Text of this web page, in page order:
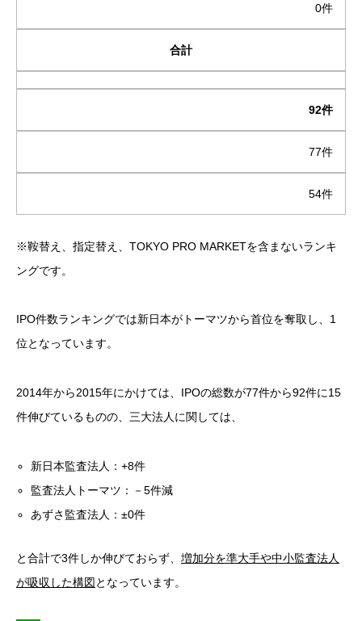
0件
合計
92件
77件
54件
※鞍替え、指定替え、TOKYO PRO MARKETを含まないランキ
ングです。
IPO件数ランキングでは新日本がトーマツから首位を奪取し、1
位となっています。
2014年から2015年にかけては、IPOの総数が77件から92件に15
件伸びているものの、三大法人に関しては、
新日本監査法人：+8件
監査法人トーマツ：－5件減
あずさ監査法人：±0件
と合計で3件しか伸びておらず、 増加分を準大手や中小監査法人
が吸収した構図 となっています。